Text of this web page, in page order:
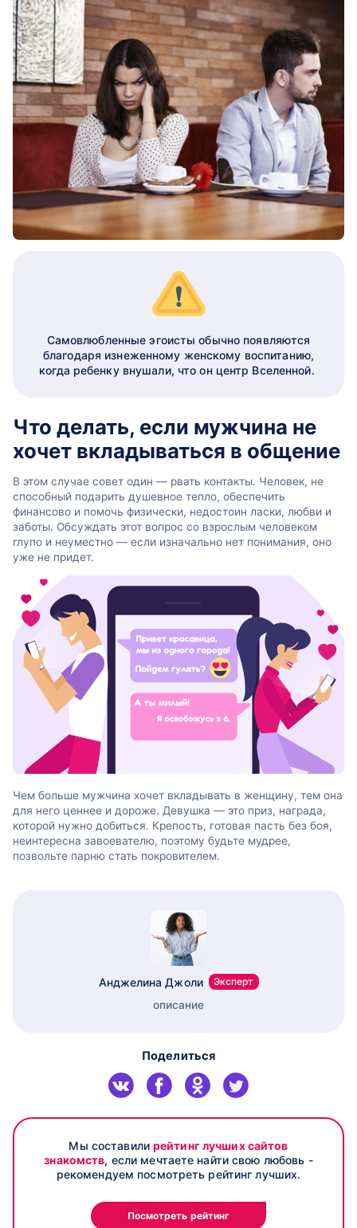
Самовлюбленные эгоисты обычно появляются
благодаря изнеженному женскому воспитанию,
когда ребенку внушали, что он центр Вселенной.
Что делать, если мужчина не
хочет вкладываться в общение
В этом случае совет один — рвать контакты. Человек, не
способный подарить душевное тепло, обеспечить
финансово и помочь физически, недостоин ласки, любви и
заботы. Обсуждать этот вопрос со взрослым человеком
глупо и неуместно — если изначально нет понимания, оно
уже не придет.
Чем больше мужчина хочет вкладывать в женщину, тем она
для него ценнее и дороже. Девушка — это приз, награда,
которой нужно добиться. Крепость, готовая пасть без боя,
неинтересна завоевателю, поэтому будьте мудрее,
позвольте парню стать покровителем.
Анджелина Джоли Эксперт
описание
Поделиться
Мы составилирейтинг лучших сайтов
знакомств, если мечтаете найти свою любовь -
рекомендуем посмотреть рейтинг лучших.
Посмотреть рейтинг